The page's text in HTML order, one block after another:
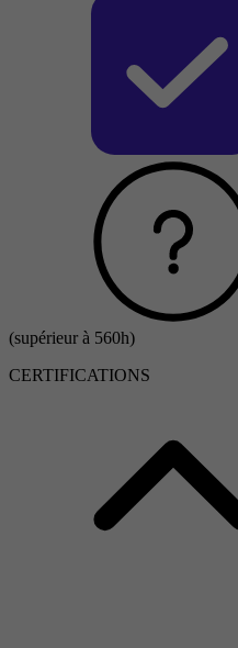
(supérieur à 560h)
CERTIFICATIONS